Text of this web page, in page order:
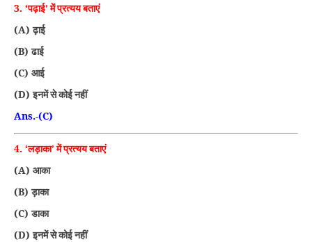
3. ‘पढ़ाई’ में प्रत्यय बताएं
(A)ढ़ाई
(B)ढाई
(C) आई
(D)इनमें से कोई नहीं
Ans.-(C)
4. ‘लड़ाका’ में प्रत्यय बताएं
(A) आका
(B)ड़ाका
(C)डाका
(D)इनमें से कोई नहीं